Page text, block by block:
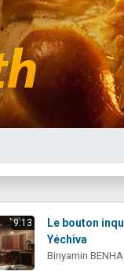
bénédiction
don pour Sauvez la
groupe sur Zoom
Box Music
bénédiction
9:13
Le bouton
Yéchiva
Binyamin